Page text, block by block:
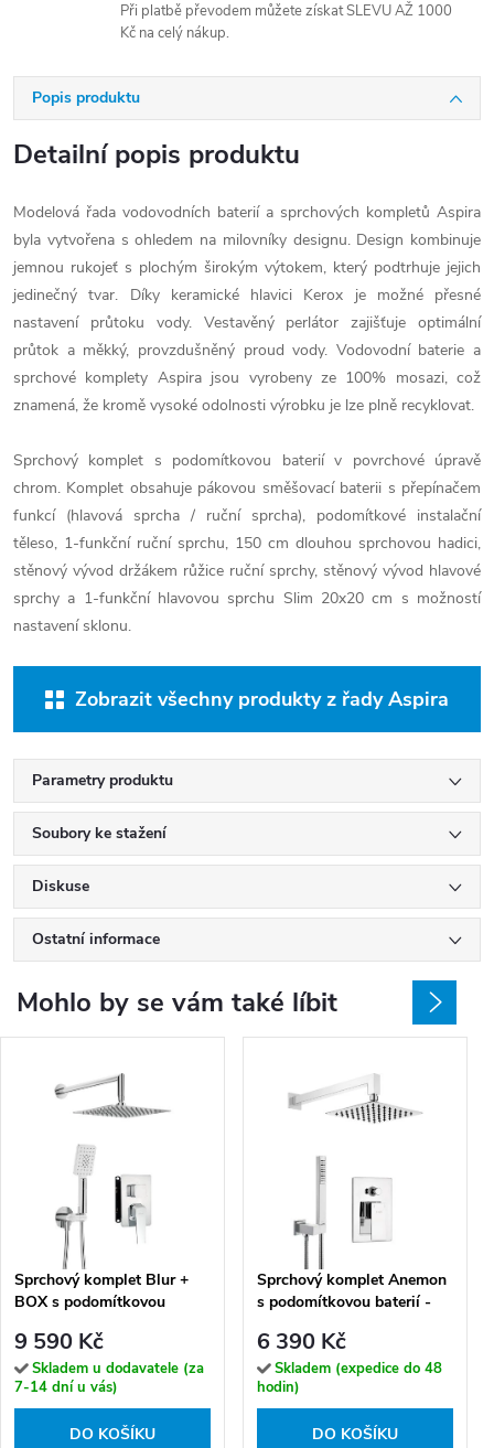
Při platbě převodem můžete získat SLEVU AŽ 1000
Kč na celý nákup.
Popis produktu
Detailní popis produktu
Modelová řada vodovodních baterií a sprchových kompletů Aspira
byla vytvořena s ohledem na milovníky designu. Design kombinuje
jemnou rukojeť s plochým širokým výtokem, který podtrhuje jejich
jedinečný tvar. Díky keramické hlavici Kerox je možné přesné
nastavení průtoku vody. Vestavěný perlátor zajišťuje optimální
průtok a měkký, provzdušněný proud vody. Vodovodní baterie a
sprchové komplety Aspira jsou vyrobeny ze 100% mosazi, což
znamená, že kromě vysoké odolnosti výrobku je lze plně recyklovat.
Sprchový komplet s podomítkovou baterií v povrchové úpravě
chrom. Komplet obsahuje pákovou směšovací baterii s přepínačem
funkcí (hlavová sprcha / ruční sprcha), podomítkové instalační
těleso, 1-funkční ruční sprchu, 150 cm dlouhou sprchovou hadici,
stěnový vývod držákem růžice ruční sprchy, stěnový vývod hlavové
sprchy a 1-funkční hlavovou sprchu Slim 20x20 cm s možností
nastavení sklonu.
Zobrazit všechny produkty z řady Aspira
Parametry produktu
Soubory ke stažení
Diskuse
Ostatní informace
Mohlo by se vám také líbit
Sprchový komplet Blur +
BOX s podomítkovou
9 590 Kč
Skladem u dodavatele (za
7-14 dní u vás)
DO KOŠÍKU
Sprchový komplet Anemon
s podomítkovou baterií -
6 390 Kč
Skladem (expedice do 48
hodin)
DO KOŠÍKU